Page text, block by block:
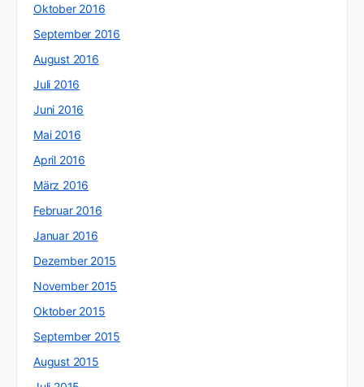
Oktober 2016
September 2016
August 2016
Juli 2016
Juni 2016
Mai 2016
April 2016
März 2016
Februar 2016
Januar 2016
Dezember 2015
November 2015
Oktober 2015
September 2015
August 2015